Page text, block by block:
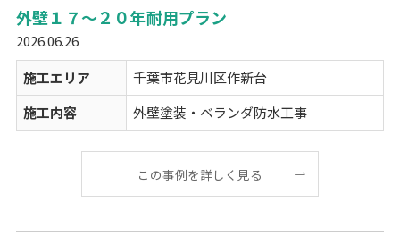
外壁１７～２０年耐用プラン
2026.06.26
施工エリア
千葉市花見川区作新台
施工内容
外壁塗装・ベランダ防水工事
この事例を詳しく見る